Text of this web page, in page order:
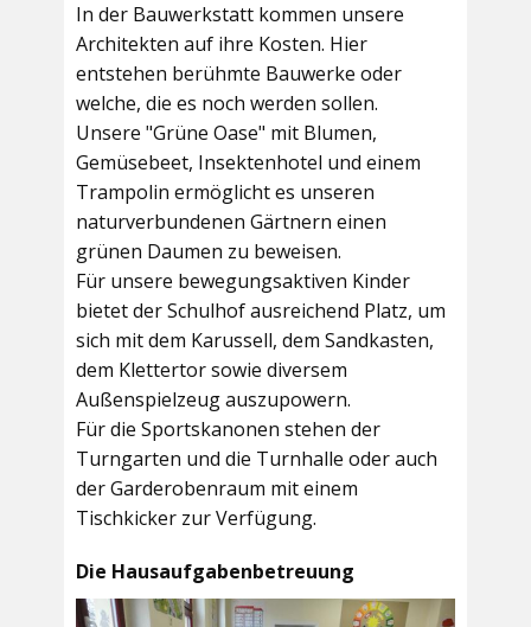
In der Bauwerkstatt kommen unsere
Architekten auf ihre Kosten. Hier
entstehen berühmte Bauwerke oder
welche, die es noch werden sollen.
Unsere "Grüne Oase" mit Blumen,
Gemüsebeet, Insektenhotel und einem
Trampolin ermöglicht es unseren
naturverbundenen Gärtnern einen
grünen Daumen zu beweisen.
Für unsere bewegungsaktiven Kinder
bietet derSchulhofausreichend Platz, um
sich mit dem Karussell, dem Sandkasten,
dem Klettertor sowie diversem
Außenspielzeug auszupowern.
Für die Sportskanonen stehen der
Turngarten und die Turnhalle oder auch
derGarderobenraum mit einem
Tischkicker zur Verfügung.
Die Hausaufgabenbetreuung